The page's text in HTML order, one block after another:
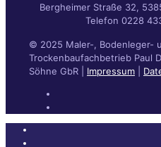
Berg­hei­mer Stra­ße 32,
Tele­fon 0228
© 2025 Maler-, Bodenleger-
Trockenbaufachbetrieb Paul
Söhne GbR | Impressum